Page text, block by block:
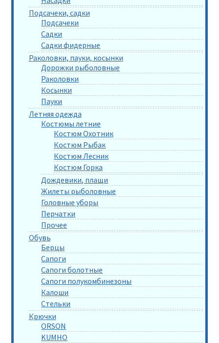
Подсачеки, садки
Подсачеки
Садки
Садки фидерные
Раколовки, пауки, косынки
Дорожки рыболовные
Раколовки
Косынки
Пауки
Летняя одежда
Костюмы летние
Костюм Охотник
Костюм Рыбак
Костюм Лесник
Костюм Горка
Дождевики, плащи
Жилеты рыболовные
Головные уборы
Перчатки
Прочее
Обувь
Берцы
Сапоги
Сапоги болотные
Сапоги полукомбинезоны
Калоши
Стельки
Крючки
ORSON
KUMHO